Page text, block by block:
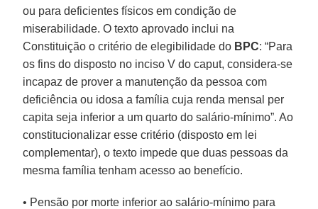
ou para deficientes físicos em condição de
miserabilidade. O texto aprovado inclui na
Constituição o critério de elegibilidade do BPC: “Para
os fins do disposto no inciso V do caput, considera-se
incapaz de prover a manutenção da pessoa com
deficiência ou idosa a família cuja renda mensal per
capita seja inferior a um quarto do salário-mínimo”. Ao
constitucionalizar esse critério (disposto em lei
complementar), o texto impede que duas pessoas da
mesma família tenham acesso ao benefício.
• Pensão por morte inferior ao salário-mínimo para